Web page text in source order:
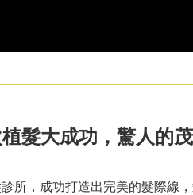
植髮大成功，驚人的
所，成功打造出完美的髮際線，